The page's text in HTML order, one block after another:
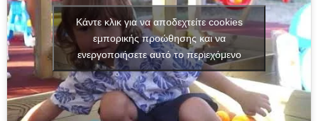
Κάντε κλικ για να αποδεχτείτε cookies
εμπορικής προώθησης και να
ενεργοποιήσετε αυτό το περιεχόμενο